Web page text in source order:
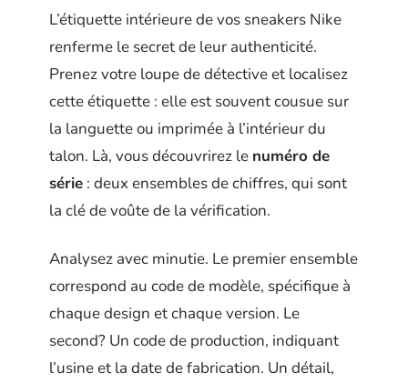
L’étiquette intérieure de vos sneakers Nike
renferme le secret de leur authenticité.
Prenez votre loupe de détective et localisez
cette étiquette : elle est souvent cousue sur
la languette ou imprimée à l’intérieur du
talon. Là, vous découvrirez le numéro de
série : deux ensembles de chiffres, qui sont
la clé de voûte de la vérification.
Analysez avec minutie. Le premier ensemble
correspond au code de modèle, spécifique à
chaque design et chaque version. Le
second? Un code de production, indiquant
l’usine et la date de fabrication. Un détail,